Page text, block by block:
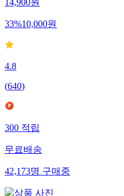
14,900원
33%10,000원
4.8
(640)
300적립
무료배송
42,173명구매중